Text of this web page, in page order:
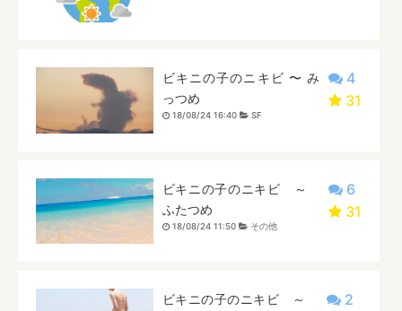
4
31
ビキニの子のニキビ 〜 み
っつめ
18/08/24 16:40 SF
6
31
ビキニの子のニキビ ～
ふたつめ
18/08/24 11:50 その他
2
ビキニの子のニキビ ～